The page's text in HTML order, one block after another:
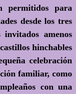
permitidos para
desde los tres
amenos
hinchables
celebración
familiar, como
con una